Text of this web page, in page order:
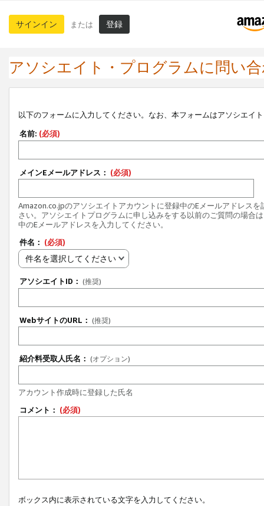
サインイン または 登録
アソシエイト・プログラムに問い
以下のフォームに入力してください。なお、本フォームはアソシエイ
名前: (必須)
メインEメールアドレス： (必須)
Amazon.co.jpのアソシエイトアカウントに登録中のEメールアドレスを
さい。アソシエイトプログラムに申し込みをする以前のご質問の場合
中のEメールアドレスを入力してください。
件名： (必須)
件名を選択してください
アソシエイトID： (推奨)
WebサイトのURL： (推奨)
紹介料受取人氏名： (オプション)
アカウント作成時に登録した氏名
コメント： (必須)
ボックス内に表示されている文字を入力してください。